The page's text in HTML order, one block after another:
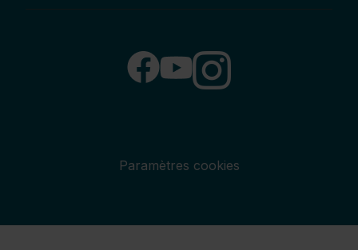
Paramètres cookies